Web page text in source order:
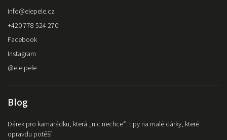
info@elepele.cz
+420 778 524 270
Facebook
Instagram
@ele.pele
Blog
Dárek pro kamarádku, která „nic nechce“: tipy na malé dárky, které
opravdu potěší